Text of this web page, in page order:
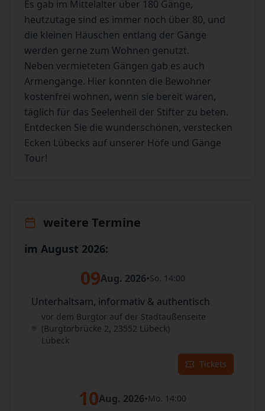
Es gab im Mittelalter über 180 Gänge,
heutzutage sind es immer noch über 80, und
die kleinen Häuschen entlang der Gänge
werden gerne zum Wohnen genutzt.
Neben vermieteten Gängen gab es auch
Armengänge. Hier konnten die Bewohner
kostenfrei wohnen, wenn sie bereit waren,
täglich für das Seelenheil der Stifter zu beten.
Entdecken Sie die wunderschönen, verstecken
Ecken Lübecks auf unserer Höfe und Gänge
Tour!
weitere Termine
im August 2026:
09Aug. 2026•So. 14:00
Unterhaltsam, informativ & authentisch
vor dem Burgtor auf der Stadtaußenseite
(Burgtorbrücke 2, 23552 Lübeck)
Lübeck
Tickets
10Aug. 2026•Mo. 14:00